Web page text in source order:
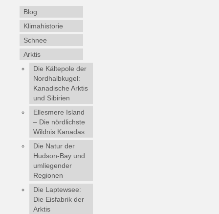
Blog
Klimahistorie
Schnee
Arktis
Die Kältepole der
Nordhalbkugel:
Kanadische Arktis
und Sibirien
Ellesmere Island
– Die nördlichste
Wildnis Kanadas
Die Natur der
Hudson-Bay und
umliegender
Regionen
Die Laptewsee:
Die Eisfabrik der
Arktis